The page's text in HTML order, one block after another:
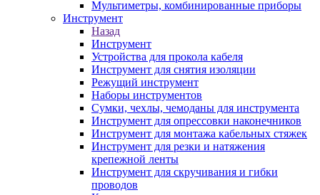
Мультиметры, комбинированные приборы
Инструмент
Назад
Инструмент
Устройства для прокола кабеля
Инструмент для снятия изоляции
Режущий инструмент
Наборы инструментов
Сумки, чехлы, чемоданы для инструмента
Инструмент для опрессовки наконечников
Инструмент для монтажа кабельных стяжек
Инструмент для резки и натяжения
крепежной ленты
Инструмент для скручивания и гибки
проводов